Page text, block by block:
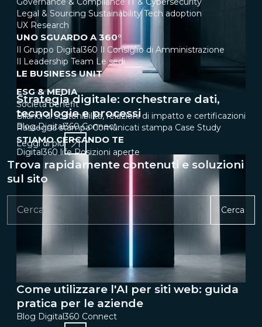
Legal & Sourcing Sustainability Tech adoption
UX Research
UNO SGUARDO A 360°
Il Gruppo Digital360 Il Consiglio di Amministrazione
Il Leadership Team Le sedi
LE BUSINESS UNIT
ESG & MEDIA
Società benefit
Bilanci di sostenibilità, relazioni di impatto e certificazioni
Rassegna stampa Comunicati stampa Case Study
STIAMO CERCANDO TE
Digital360 life Posizioni aperte
Trova rapidamente contenuti e soluzioni
sul sito
Cerca
Strategia digitale: orchestrare dati,
tecnologie e processi
Blog Digital360 Connect
Leggi di più
Come utilizzare l'AI per siti web: guida
pratica per le aziende
Blog Digital360 Connect